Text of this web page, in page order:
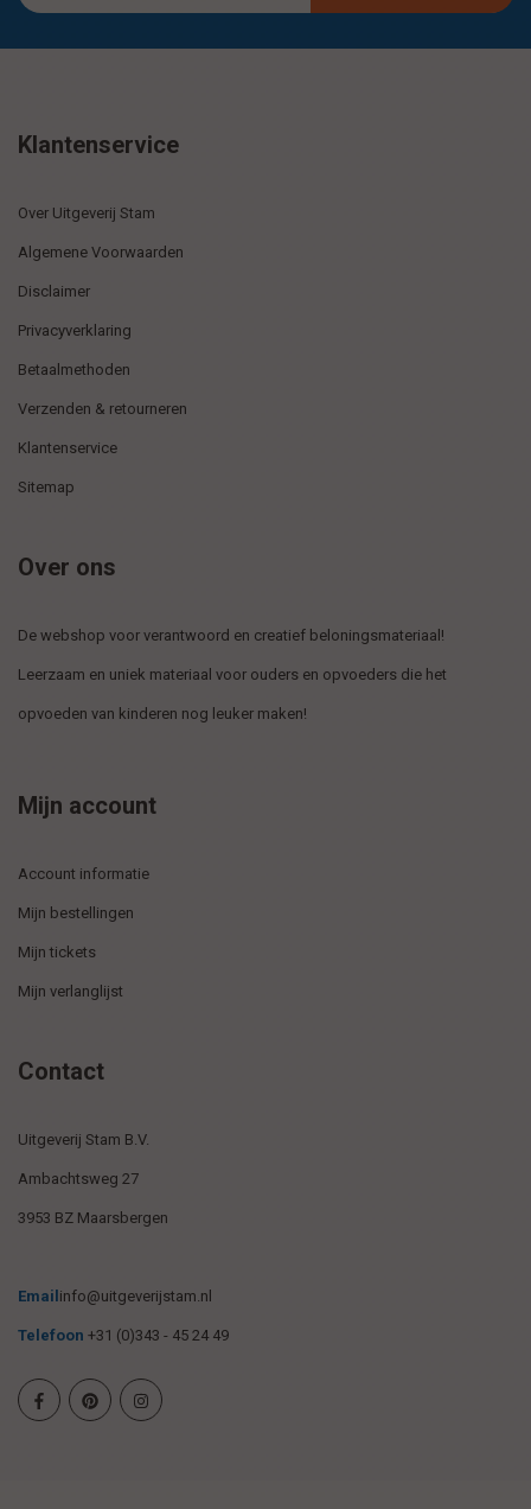
Klantenservice
Over Uitgeverij Stam
Algemene Voorwaarden
Disclaimer
Privacyverklaring
Betaalmethoden
Verzenden & retourneren
Klantenservice
Sitemap
Over ons
De webshop voor verantwoord en creatief beloningsmateriaal!
Leerzaam en uniek materiaal voor ouders en opvoeders die het
opvoeden van kinderen nog leuker maken!
Mijn account
Account informatie
Mijn bestellingen
Mijn tickets
Mijn verlanglijst
Contact
Uitgeverij Stam B.V.
Ambachtsweg 27
3953 BZ Maarsbergen
Email info@uitgeverijstam.nl
Telefoon +31 (0)343 - 45 24 49